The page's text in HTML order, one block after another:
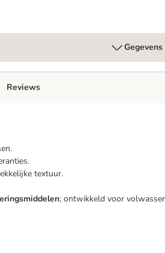
textuur.
; ontwikkeld voor
Reviews